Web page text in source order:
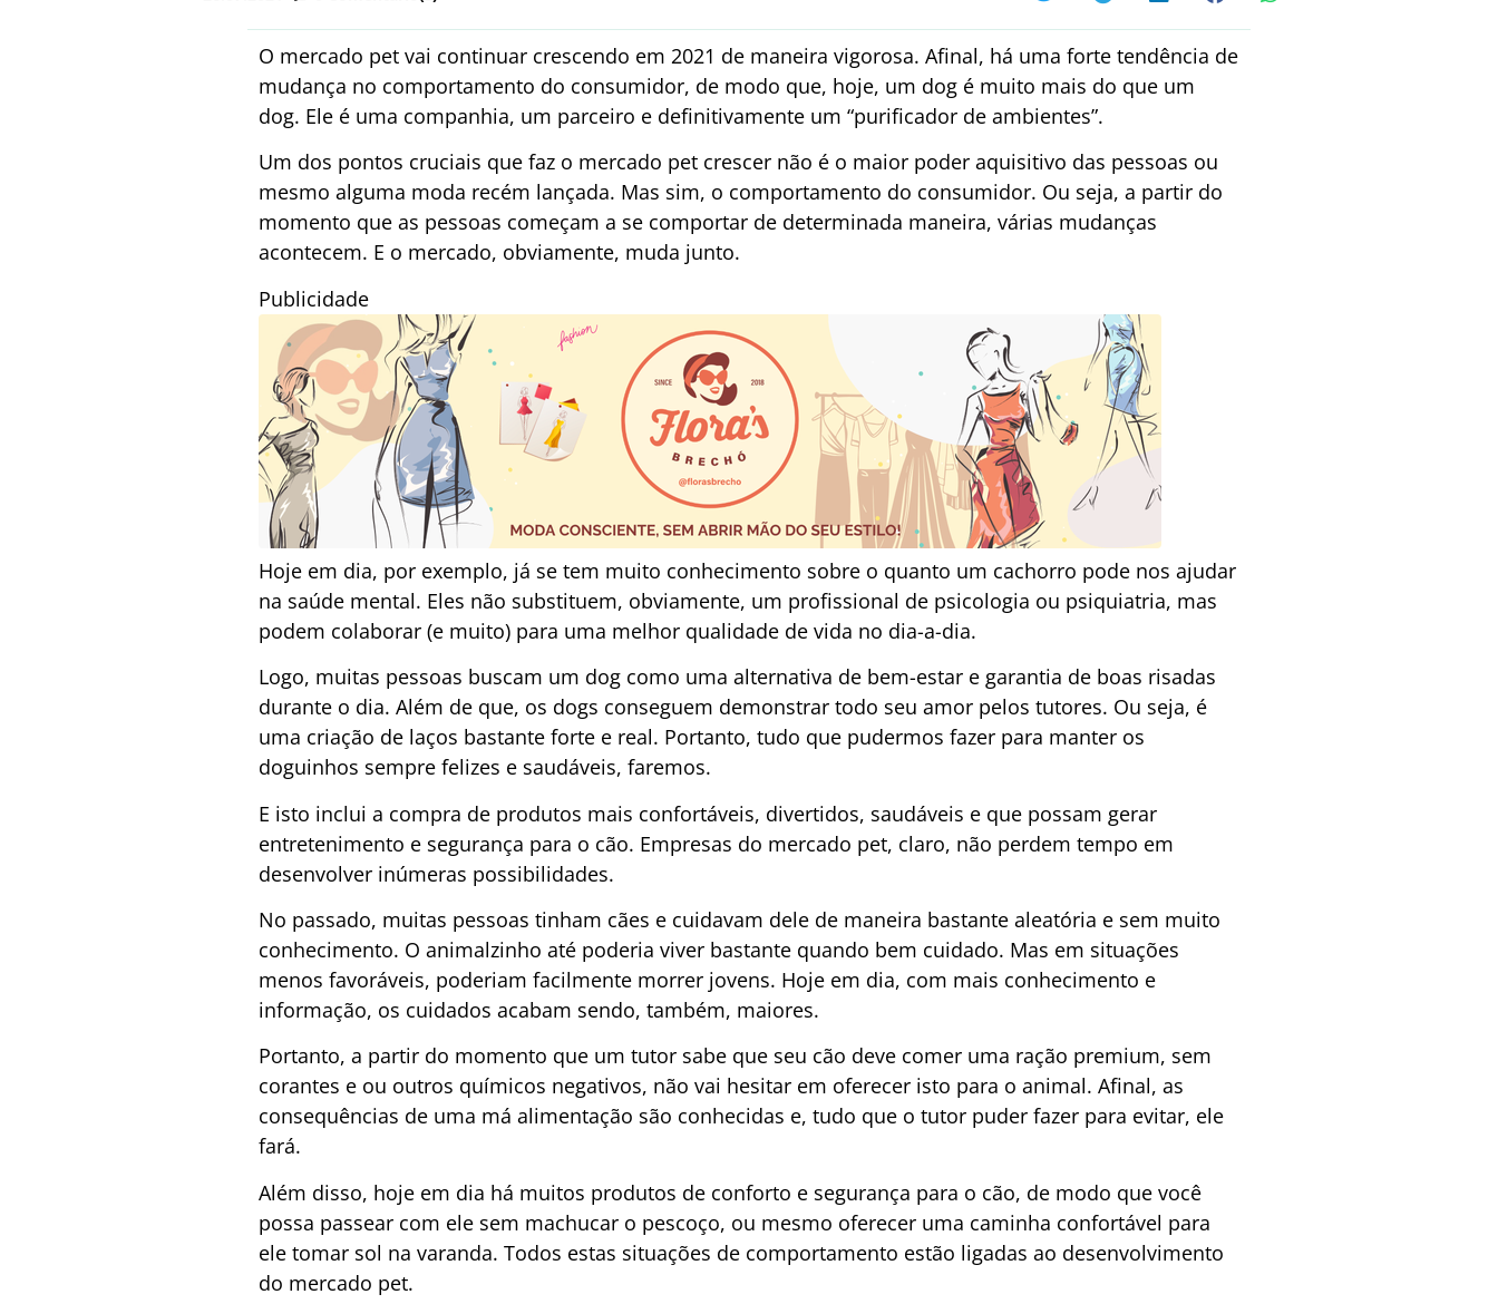
O mercado pet vai continuar crescendo em 2021 de maneira vigorosa. Afinal, há uma forte tendência de
mudança no comportamento do consumidor, de modo que, hoje, um dog é muito mais do que um
dog. Ele é uma companhia, um parceiro e definitivamente um “purificador de ambientes”.
Um dos pontos cruciais que faz o mercado pet crescer não é o maior poder aquisitivo das pessoas ou
mesmo alguma moda recém lançada. Mas sim, o comportamento do consumidor. Ou seja, a partir do
momento que as pessoas começam a se comportar de determinada maneira, várias mudanças
acontecem. E o mercado, obviamente, muda junto.
Publicidade
Hoje em dia, por exemplo, já se tem muito conhecimento sobre o quanto um cachorro pode nos ajudar
na saúde mental. Eles não substituem, obviamente, um profissional de psicologia ou psiquiatria, mas
podem colaborar (e muito) para uma melhor qualidade de vida no dia-a-dia.
Logo, muitas pessoas buscam um dog como uma alternativa de bem-estar e garantia de boas risadas
durante o dia. Além de que, os dogs conseguem demonstrar todo seu amor pelos tutores. Ou seja, é
uma criação de laços bastante forte e real. Portanto, tudo que pudermos fazer para manter os
doguinhos sempre felizes e saudáveis, faremos.
E isto inclui a compra de produtos mais confortáveis, divertidos, saudáveis e que possam gerar
entretenimento e segurança para o cão. Empresas do mercado pet, claro, não perdem tempo em
desenvolver inúmeras possibilidades.
No passado, muitas pessoas tinham cães e cuidavam dele de maneira bastante aleatória e sem muito
conhecimento. O animalzinho até poderia viver bastante quando bem cuidado. Mas em situações
menos favoráveis, poderiam facilmente morrer jovens. Hoje em dia, com mais conhecimento e
informação, os cuidados acabam sendo, também, maiores.
Portanto, a partir do momento que um tutor sabe que seu cão deve comer uma ração premium, sem
corantes e ou outros químicos negativos, não vai hesitar em oferecer isto para o animal. Afinal, as
consequências de uma má alimentação são conhecidas e, tudo que o tutor puder fazer para evitar, ele
fará.
Além disso, hoje em dia há muitos produtos de conforto e segurança para o cão, de modo que você
possa passear com ele sem machucar o pescoço, ou mesmo oferecer uma caminha confortável para
ele tomar sol na varanda. Todos estas situações de comportamento estão ligadas ao desenvolvimento
do mercado pet.